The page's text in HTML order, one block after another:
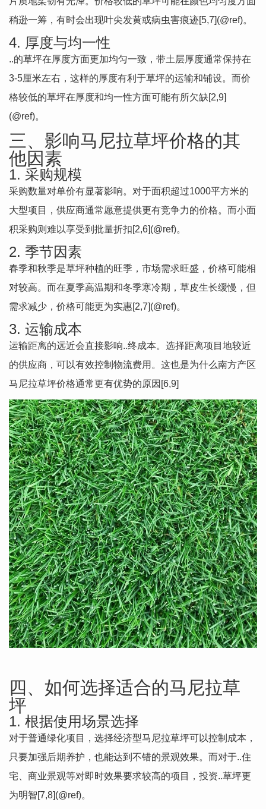
稍逊一筹，有时会出现叶尖发黄或病虫害痕迹[5,7](@ref)。
4. 厚度与均一性
..的草坪在厚度方面更加均匀一致，带土层厚度通常保持在
3-5厘米左右，这样的厚度有利于草坪的运输和铺设。而价
格较低的草坪在厚度和均一性方面可能有所欠缺[2,9]
(@ref)。
三、影响马尼拉草坪价格的其
他因素
1. 采购规模
采购数量对单价有显著影响。对于面积超过1000平方米的
大型项目，供应商通常愿意提供更有竞争力的价格。而小面
积采购则难以享受到批量折扣[2,6](@ref)。
2. 季节因素
春季和秋季是草坪种植的旺季，市场需求旺盛，价格可能相
对较高。而在夏季高温期和冬季寒冷期，草皮生长缓慢，但
需求减少，价格可能更为实惠[2,7](@ref)。
3. 运输成本
运输距离的远近会直接影响..终成本。选择距离项目地较近
的供应商，可以有效控制物流费用。这也是为什么南方产区
马尼拉草坪价格通常更有优势的原因[6,9]
四、如何选择适合的马尼拉草
坪
1. 根据使用场景选择
对于普通绿化项目，选择经济型马尼拉草坪可以控制成本，
只要加强后期养护，也能达到不错的景观效果。而对于..住
宅、商业景观等对即时效果要求较高的项目，投资..草坪更
为明智[7,8](@ref)。